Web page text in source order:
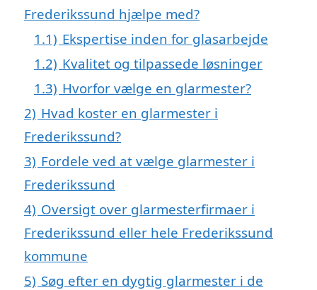
Frederikssund hjælpe med?
1.1) Ekspertise inden for glasarbejde
1.2) Kvalitet og tilpassede løsninger
1.3) Hvorfor vælge en glarmester?
2) Hvad koster en glarmester i
Frederikssund?
3) Fordele ved at vælge glarmester i
Frederikssund
4) Oversigt over glarmesterfirmaer i
Frederikssund eller hele Frederikssund
kommune
5) Søg efter en dygtig glarmester i de